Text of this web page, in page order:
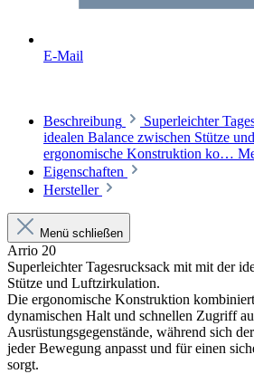
E-Mail
Beschreibung
Superleichter
idealen Balance zwischen Stütze
ergonomische Konstruktion ko…
Eigenschaften
Hersteller
Menü schließen
Arrio 20
Superleichter Tagesrucksack mit mit der
Stütze und Luftzirkulation.
Die ergonomische Konstruktion
dynamischen Halt und schnellen Zugriff
Ausrüstungsgegenstände, während sich
jeder Bewegung anpasst und für einen
sorgt.